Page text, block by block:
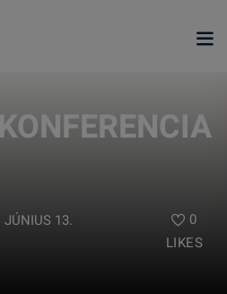
JÚNIUS 13.
0
LIKES